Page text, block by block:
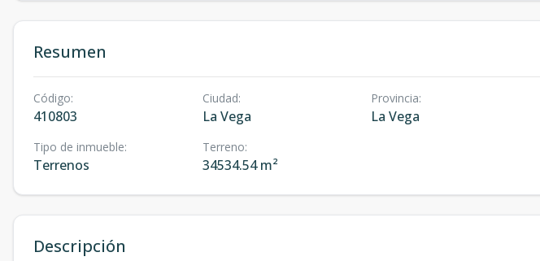
Resumen
Código:
410803
Ciudad:
La Vega
Provincia:
La Vega
Tipo de inmueble:
Terrenos
Terreno:
34534.54 m²
Descripción